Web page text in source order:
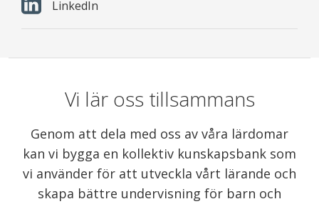
LinkedIn
Vi lär oss tillsammans
Genom att dela med oss av våra lärdomar
kan vi bygga en kollektiv kunskapsbank som
vi använder för att utveckla vårt lärande och
skapa bättre undervisning för barn och